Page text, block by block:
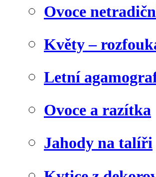
Ovoce
Květy –
Letní
Ovoce a razítka
Jahody na talíři